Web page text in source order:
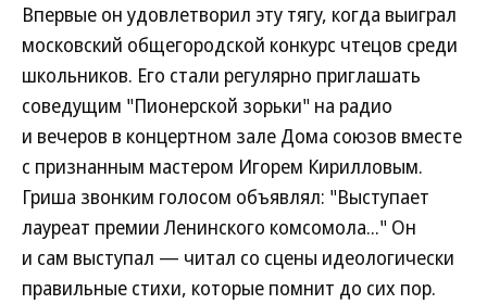
Впервые он удовлетворил эту тягу, когда выиграл
московский общегородской конкурс чтецов среди
школьников. Его стали регулярно приглашать
соведущим "Пионерской зорьки" на радио
и вечеров в концертном зале Дома союзов вместе
с признанным мастером Игорем Кирилловым.
Гриша звонким голосом объявлял: "Выступает
лауреат премии Ленинского комсомола..." Он
и сам выступал — читал со сцены идеологически
правильные стихи, которые помнит до сих пор.